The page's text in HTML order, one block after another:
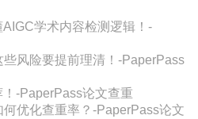
学术内容检测逻辑！-
风险要提前理清！-PaperPass
-PaperPass论文查重
优化查重率？-PaperPass论文